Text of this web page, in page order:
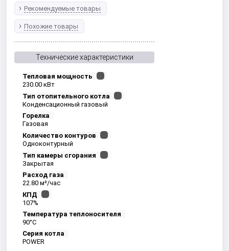
Рекомендуемые товары
Похожие товары
Технические характеристики
Тепловая мощность
230.00 кВт
Тип отопительного котла
Конденсационный газовый
Горелка
Газовая
Количество контуров
Одноконтурный
Тип камеры сгорания
Закрытая
Расход газа
22.80 м³/час
КПД
107%
Температура теплоносителя
90°С
Серия котла
POWER